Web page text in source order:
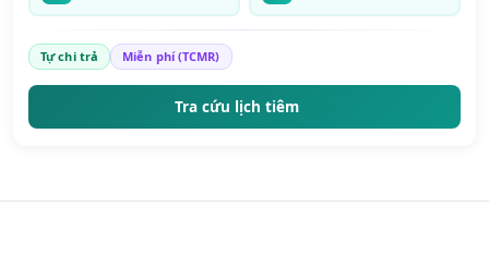
Tự chi trả Miễn phí (TCMR)
Tra cứu lịch tiêm